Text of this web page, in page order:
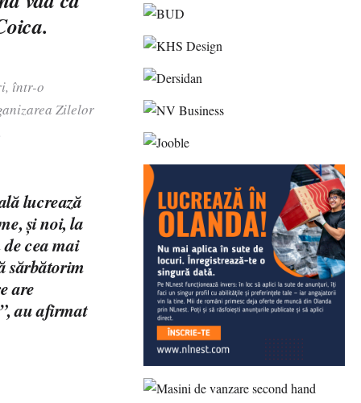
într-o
Zilelor
lucrează
și noi, la
cea mai
sărbătorim
are
au afirmat